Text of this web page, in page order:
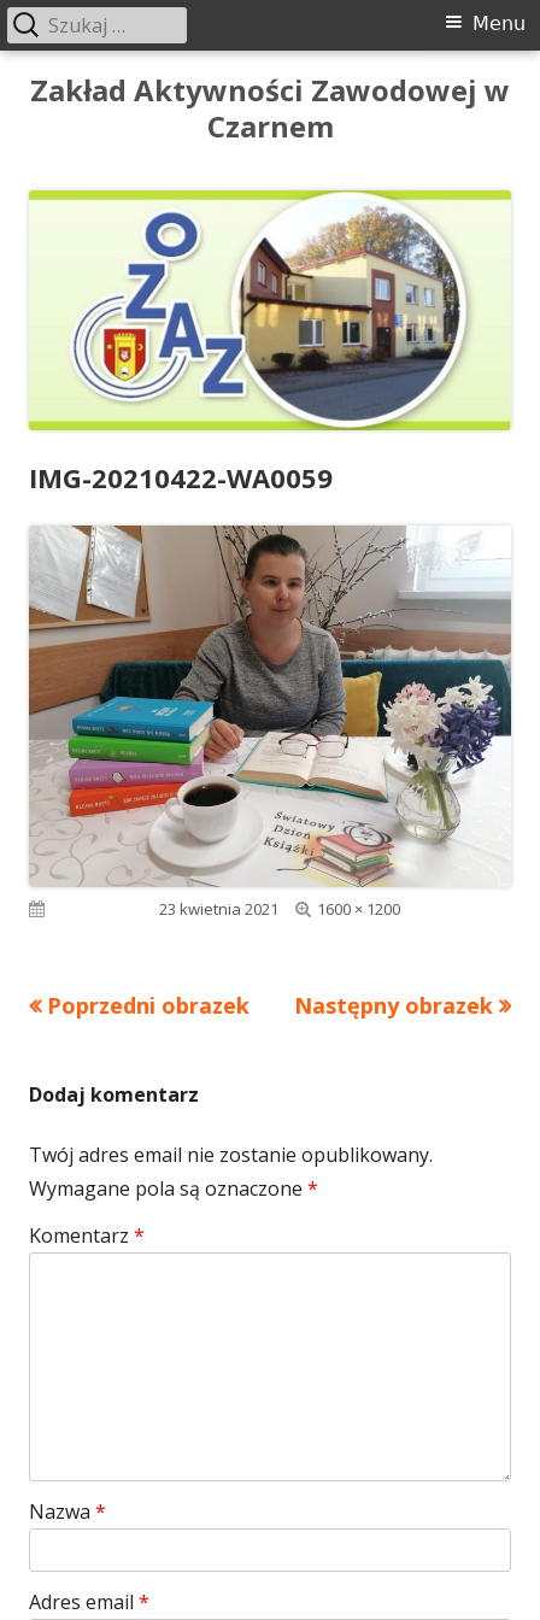
Przeskocz
Zakład Aktywności Zawodowej w
Czarnem
Menu
główne
Menu
Szukaj:
IMG-20210422-WA0059
Opublikowano23 kwietnia 2021
Pełny
1600 × 1200
Poprzedni obrazek Następny obrazek
Dodaj komentarz
Twój adres email nie zostanie opublikowany.
Wymagane pola są oznaczone *
Komentarz *
Nazwa *
Adres email *